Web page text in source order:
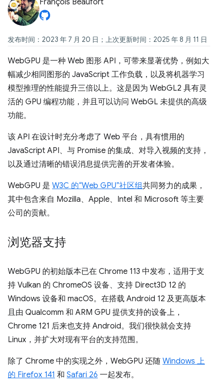
François Beaufort
发布时间：2023 年 7 月 20 日；上次更新时间：2025 年 8 月 11 日
WebGPU 是一种 Web 图形 API，可带来显著优势，例如大
幅减少相同图形的 JavaScript 工作负载，以及将机器学习
模型推理的性能提升三倍以上。这是因为 WebGL2 具有灵
活的 GPU 编程功能，并且可以访问 WebGL 未提供的高级
功能。
该 API 在设计时充分考虑了 Web 平台，具有惯用的
JavaScript API、与 Promise 的集成、对导入视频的支持，
以及通过清晰的错误消息提供完善的开发者体验。
WebGPU 是 W3C 的“Web GPU”社区组共同努力的成果，
其中包含来自 Mozilla、Apple、Intel 和 Microsoft 等主要
公司的贡献。
浏览器支持
WebGPU 的初始版本已在 Chrome 113 中发布，适用于支
持 Vulkan 的 ChromeOS 设备、支持 Direct3D 12 的
Windows 设备和 macOS。在搭载 Android 12 及更高版本
且由 Qualcomm 和 ARM GPU 提供支持的设备上，
Chrome 121 后来也支持 Android。我们很快就会支持
Linux，并扩大对现有平台的支持范围。
除了 Chrome 中的实现之外，WebGPU 还随 Windows 上
的 Firefox 141 和 Safari 26 一起发布。